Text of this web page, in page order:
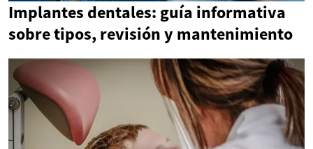
Implantes dentales: guía informativa
sobre tipos, revisión y mantenimiento